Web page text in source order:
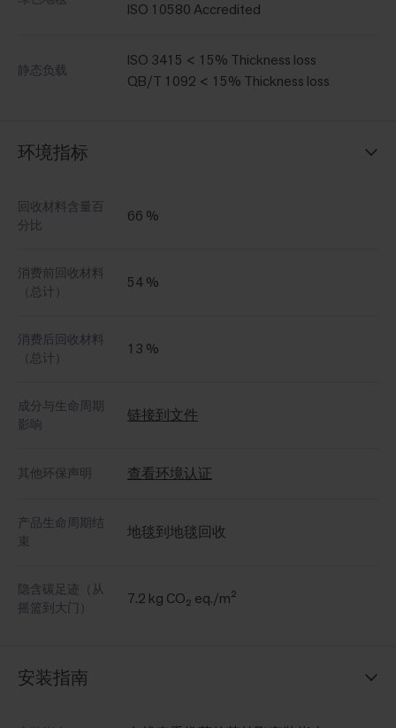
ISO 10580 Accredited
静态负载
ISO 3415 < 15% Thickness loss
QB/T 1092 < 15% Thickness loss
环境指标
回收材料含量百
分比
66 %
消费前回收材料
（总计）
54 %
消费后回收材料
（总计）
13 %
成分与生命周期
影响
链接到文件
其他环保声明 查看环境认证
产品生命周期结
束
地毯到地毯回收
隐含碳足迹（从
摇篮到大门）
7.2 kg CO₂ eq./m²
安装指南